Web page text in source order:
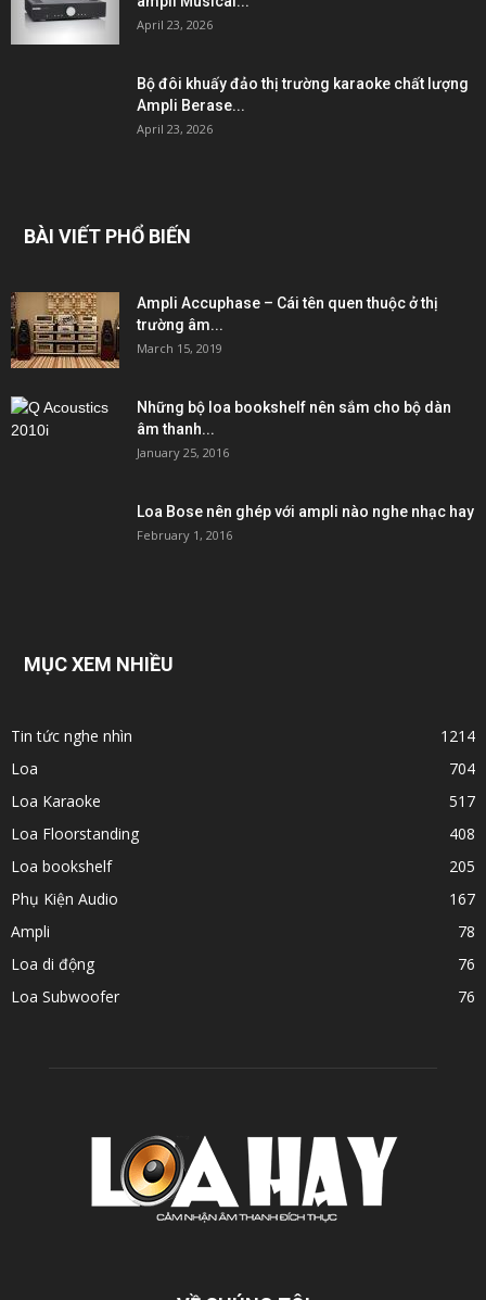
April 23, 2026
Bộ đôi khuấy đảo thị trường karaoke chất lượng
Ampli Berase...
April 23, 2026
BÀI VIẾT PHỔ BIẾN
Ampli Accuphase – Cái tên quen thuộc ở thị
trường âm...
March 15, 2019
Những bộ loa bookshelf nên sắm cho bộ dàn
âm thanh...
January 25, 2016
Loa Bose nên ghép với ampli nào nghe nhạc hay
February 1, 2016
MỤC XEM NHIỀU
Tin tức nghe nhìn
1214
Loa
704
Loa Karaoke
517
Loa Floorstanding
408
Loa bookshelf
205
Phụ Kiện Audio
167
Ampli
78
Loa di động
76
Loa Subwoofer
76